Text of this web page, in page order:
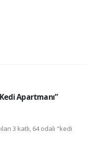
Apartmanı”
3 katlı, 64 odalı "kedi